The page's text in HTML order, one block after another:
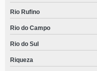
Rio Rufino
Rio do Campo
Rio do Sul
Riqueza